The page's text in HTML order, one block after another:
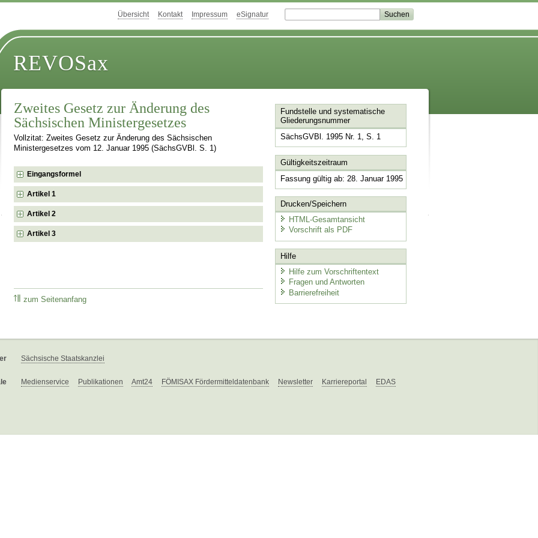
Übersicht Kontakt Impressum eSignatur
REVOSax
Zweites Gesetz zur Änderung des
Sächsischen Ministergesetzes
Vollzitat: Zweites Gesetz zur Änderung des Sächsischen
Ministergesetzes vom 12. Januar 1995 (SächsGVBl. S. 1)
Eingangsformel
Artikel 1
Artikel 2
Artikel 3
zum Seitenanfang
Fundstelle und systematische
Gliederungsnummer
SächsGVBl. 1995 Nr. 1, S. 1
Gültigkeitszeitraum
Fassung gültig ab: 28. Januar 1995
Drucken/Speichern
HTML-Gesamtansicht
Vorschrift als PDF
Hilfe
Hilfe zum Vorschriftentext
Fragen und Antworten
Barrierefreiheit
Sächsische Staatskanzlei
Medienservice Publikationen Amt24 FÖMISAX Fördermitteldatenbank Newsletter Karriereportal EDAS